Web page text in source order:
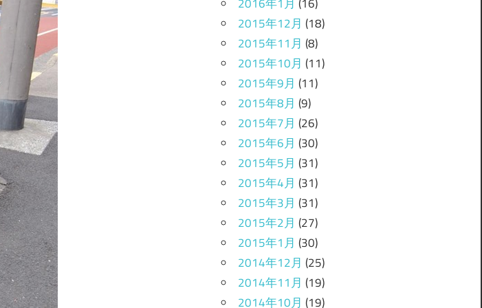
2015年12月 (18)
2015年11月 (8)
2015年10月 (11)
2015年9月 (11)
2015年8月 (9)
2015年7月 (26)
2015年6月 (30)
2015年5月 (31)
2015年4月 (31)
2015年3月 (31)
2015年2月 (27)
2015年1月 (30)
2014年12月 (25)
2014年11月 (19)
2014年10月 (19)